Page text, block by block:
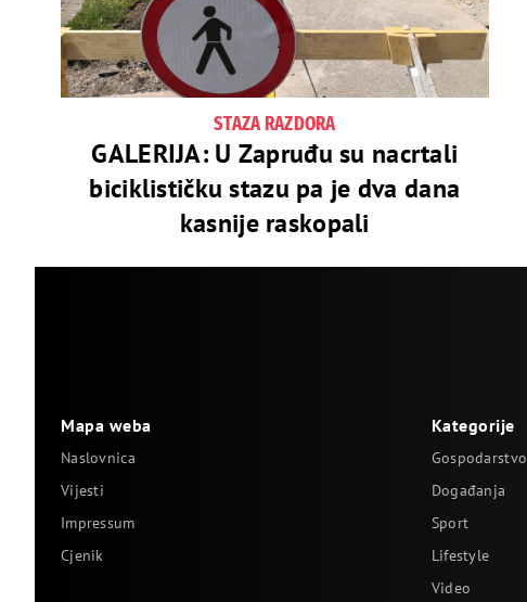
STAZA RAZDORA
GALERIJA: U Zapruđu su nacrtali
biciklističku stazu pa je dva dana
kasnije raskopali
Mapa weba
Naslovnica
Vijesti
Impressum
Cjenik
Kategorije
Gospodarstvo
Događanja
Sport
Lifestyle
Video